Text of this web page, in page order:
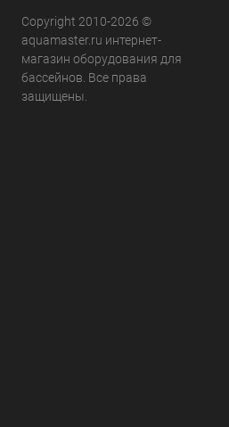
Copyright 2010-2026 ©
aquamaster.ru интернет-
магазин оборудования для
бассейнов. Все права
защищены.